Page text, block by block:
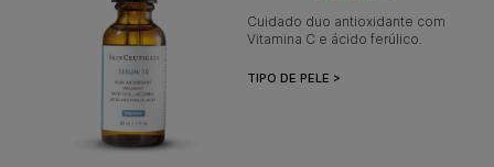
Cuidado duo antioxidante com
Vitamina C e ácido ferúlico.
TIPO DE PELE >